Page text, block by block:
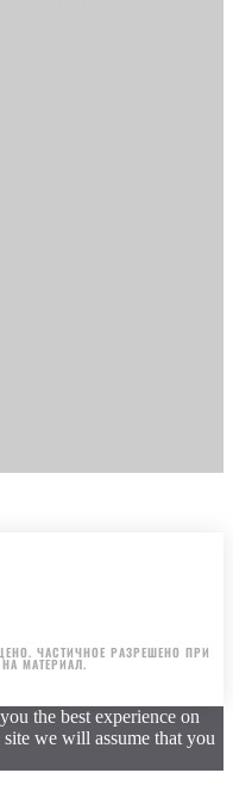
ЧАСТИЧНОЕ РАЗРЕШЕНО ПРИ
МАТЕРИАЛ.
the best experience on
we will assume that you